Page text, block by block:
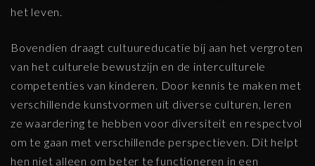
het leven.
Bovendien draagt cultuureducatie bij aan het vergroten
van het culturele bewustzijn en de interculturele
competenties van kinderen. Door kennis te maken met
verschillende kunstvormen uit diverse culturen, leren
ze waardering te hebben voor diversiteit en respectvol
om te gaan met verschillende perspectieven. Dit helpt
hen niet alleen om beter te functioneren in een